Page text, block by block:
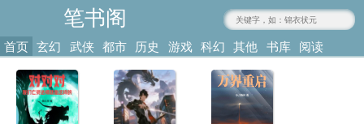
笔书阁
www.236317.com
首页
玄幻
奇幻
武侠
修真
都市
言情
历史
军事
游戏
竞技
科幻
灵异
其他
类型
书库
阅读